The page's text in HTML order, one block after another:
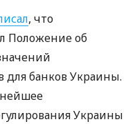
, что
Положение об
банков Украины.
Украины